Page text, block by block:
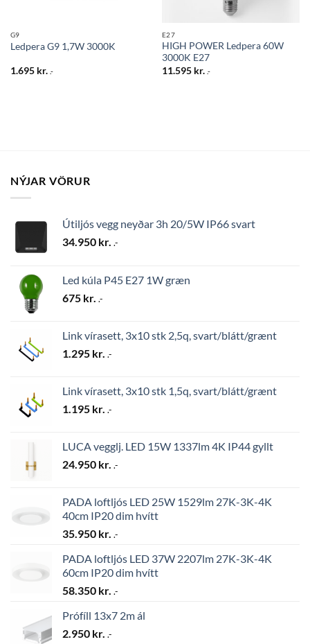
G9
Ledpera G9 1,7W 3000K
1.695 kr. .-
E27
HIGH POWER Ledpera 60W
3000K E27
11.595 kr. .-
NÝJAR VÖRUR
Útiljós vegg neyðar 3h 20/5W IP66 svart
34.950 kr. .-
Led kúla P45 E27 1W græn
675 kr. .-
Link vírasett, 3x10 stk 2,5q, svart/blátt/grænt
1.295 kr. .-
Link vírasett, 3x10 stk 1,5q, svart/blátt/grænt
1.195 kr. .-
LUCA vegglj. LED 15W 1337lm 4K IP44 gyllt
24.950 kr. .-
PADA loftljós LED 25W 1529lm 27K-3K-4K
40cm IP20 dim hvítt
35.950 kr. .-
PADA loftljós LED 37W 2207lm 27K-3K-4K
60cm IP20 dim hvítt
58.350 kr. .-
Prófíll 13x7 2m ál
2.950 kr. .-